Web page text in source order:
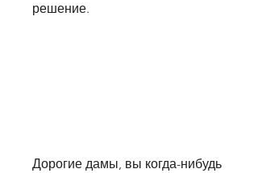
решение.
Дорогие дамы, вы когда-нибудь